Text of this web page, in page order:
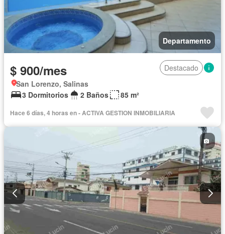
Departamento
$ 900/mes
Destacado
San Lorenzo, Salinas
3 Dormitorios
2 Baños 85 m²
Hace 6 días, 4 horas en - ACTIVA GESTION INMOBILIARIA